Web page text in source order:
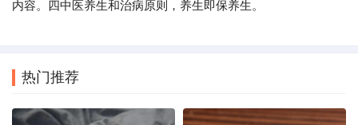
内容。四中医养生和治病原则，养生即保养生。
热门推荐